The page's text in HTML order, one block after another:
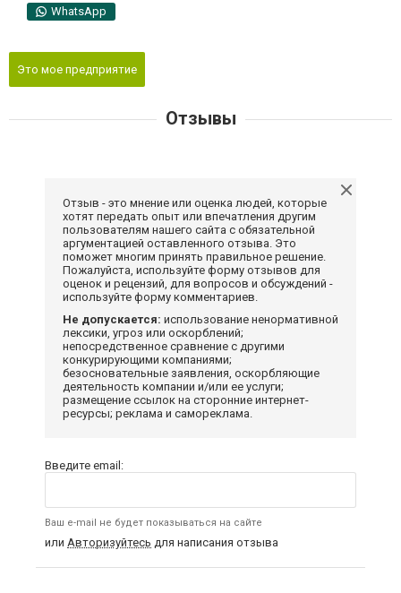
WhatsApp
Это мое предприятие
Отзывы
Отзыв - это мнение или оценка людей, которые
хотят передать опыт или впечатления другим
пользователям нашего сайта с обязательной
аргументацией оставленного отзыва. Это
поможет многим принять правильное решение.
Пожалуйста, используйте форму отзывов для
оценок и рецензий, для вопросов и обсуждений -
используйте форму комментариев.
Не допускается: использование ненормативной
лексики, угроз или оскорблений;
непосредственное сравнение с другими
конкурирующими компаниями;
безосновательные заявления, оскорбляющие
деятельность компании и/или ее услуги;
размещение ссылок на сторонние интернет-
ресурсы; реклама и самореклама.
Введите email:
Ваш e-mail не будет показываться на сайте
или Авторизуйтесь для написания отзыва